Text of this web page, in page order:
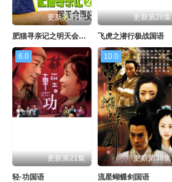
更新第25集
肥猫寻亲记之明天会更好国语
更新第28集
飞虎之潜行极战国语
6.0
更新第21集
轻·功国语
10.0
更新第38集
流星蝴蝶剑国语